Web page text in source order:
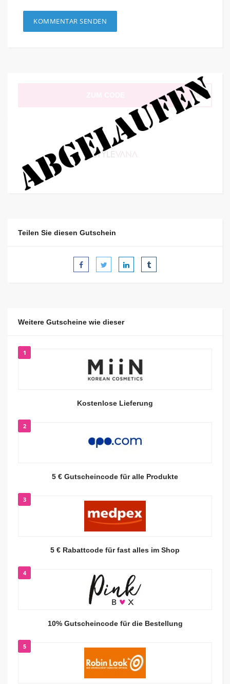
VMMS
Teilen Sie diesen Gutschein
Weitere Gutscheine wie dieser
1
Kostenlose Lieferung
2
5 € Gutscheincode für alle Produkte
3
5 € Rabattcode für fast alles im Shop
4
10% Gutscheincode für die Bestellung
5